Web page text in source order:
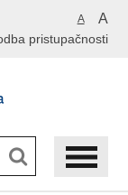
A A
pristupačnosti